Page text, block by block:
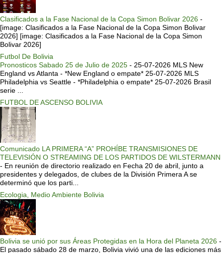
Clasificados a la Fase Nacional de la Copa Simon Bolivar 2026 -
[image: Clasificados a la Fase Nacional de la Copa Simon Bolivar
2026] [image: Clasificados a la Fase Nacional de la Copa Simon
Bolivar 2026]
Futbol De Bolivia
Pronosticos Sabado 25 de Julio de 2025 - 25-07-2026 MLS New
England vs Atlanta - *New England o empate* 25-07-2026 MLS
Philadelphia vs Seattle - *Philadelphia o empate* 25-07-2026 Brasil
serie ...
FUTBOL DE ASCENSO BOLIVIA
Comunicado LA PRIMERA “A” PROHÍBE TRANSMISIONES DE
TELEVISIÓN O STREAMING DE LOS PARTIDOS DE WILSTERMANN
- En reunión de directorio realizado en Fecha 20 de abril, junto a
presidentes y delegados, de clubes de la División Primera A se
determinó que los parti...
Ecologia, Medio Ambiente Bolivia
Bolivia se unió por sus Áreas Protegidas en la Hora del Planeta 2026 -
El pasado sábado 28 de marzo, Bolivia vivió una de las ediciones más